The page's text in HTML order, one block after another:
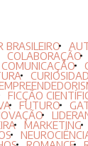
BRASILEIRO
COLABORAÇÃO
COMUNICAÇÃO
FICÇÃO
FUTURO
MARKETING